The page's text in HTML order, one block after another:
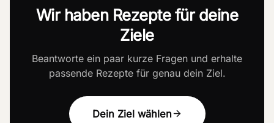
Wir haben Rezepte für deine
Ziele
Beantworte ein paar kurze Fragen und erhalte
passende Rezepte für genau dein Ziel.
Dein Ziel wählen